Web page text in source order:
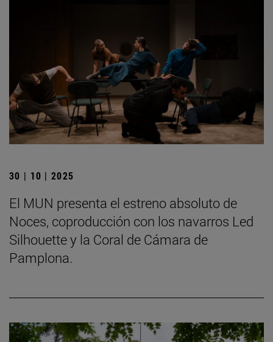
30 | 10 | 2025
El MUN presenta el estreno absoluto de
Noces, coproducción con los navarros Led
Silhouette y la Coral de Cámara de
Pamplona.